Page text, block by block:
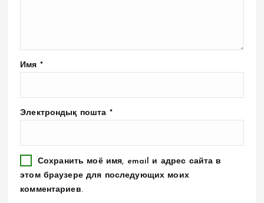
Имя *
Электрондық пошта *
Сохранить моё имя, email и адрес сайта в
этом браузере для последующих моих
комментариев.